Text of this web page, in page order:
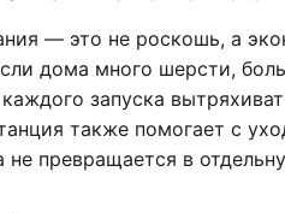
— это не роскошь, а
дома много шерсти,
запуска
также помогает с
превращается в